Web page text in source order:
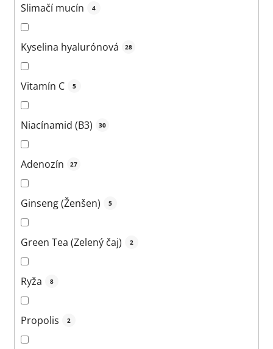
Slimačí mucín 4
Kyselina hyalurónová 28
Vitamín C 5
Niacínamid (B3) 30
Adenozín 27
Ginseng (Ženšen) 5
Green Tea (Zelený čaj) 2
Ryža 8
Propolis 2